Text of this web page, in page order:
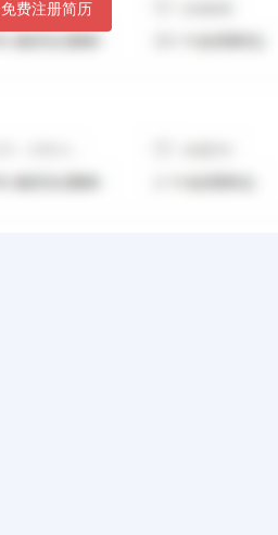
免费注册简历